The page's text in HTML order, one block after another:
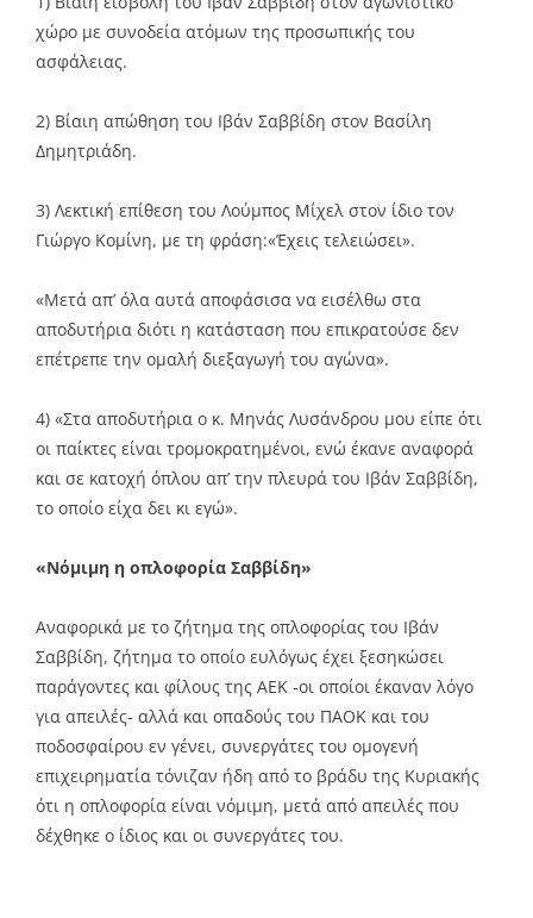
χώρο με συνοδεία ατόμων της προσωπικής του
ασφάλειας.
2) Βίαιη απώθηση του Ιβάν Σαββίδη στον Βασίλη
Δημητριάδη.
3) Λεκτική επίθεση του Λούμπος Μίχελ στον ίδιο τον
Γιώργο Κομίνη, με τη φράση:«Έχεις τελειώσει».
«Μετά απ’ όλα αυτά αποφάσισα να εισέλθω στα
αποδυτήρια διότι η κατάσταση που επικρατούσε δεν
επέτρεπε την ομαλή διεξαγωγή του αγώνα».
4) «Στα αποδυτήρια ο κ. Μηνάς Λυσάνδρου μου είπε ότι
οι παίκτες είναι τρομοκρατημένοι, ενώ έκανε αναφορά
και σε κατοχή όπλου απ’ την πλευρά του Ιβάν Σαββίδη,
το οποίο είχα δει κι εγώ».
«Νόμιμη η οπλοφορία Σαββίδη»
Αναφορικά με το ζήτημα της οπλοφορίας του Ιβάν
Σαββίδη, ζήτημα το οποίο ευλόγως έχει ξεσηκώσει
παράγοντες και φίλους της ΑΕΚ -οι οποίοι έκαναν λόγο
για απειλές- αλλά και οπαδούς του ΠΑΟΚ και του
ποδοσφαίρου εν γένει, συνεργάτες του ομογενή
επιχειρηματία τόνιζαν ήδη από το βράδυ της Κυριακής
ότι η οπλοφορία είναι νόμιμη, μετά από απειλές που
δέχθηκε ο ίδιος και οι συνεργάτες του.